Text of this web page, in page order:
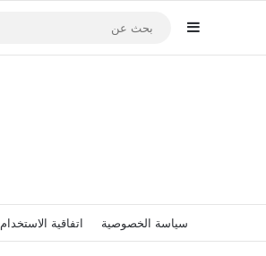
إضافة عمود جانبي
سياسة الخصوصية اتفاقية الاستخدام